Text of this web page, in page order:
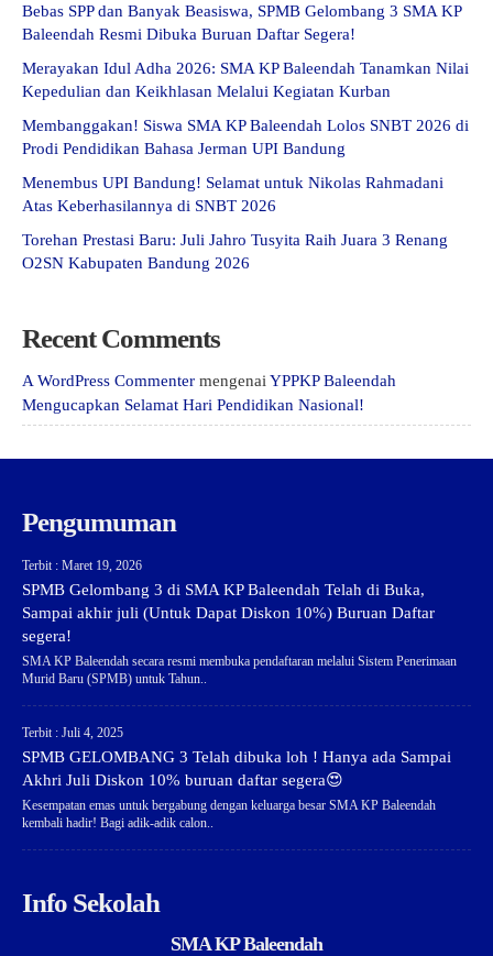
Bebas SPP dan Banyak Beasiswa, SPMB Gelombang 3 SMA KP
Baleendah Resmi Dibuka Buruan Daftar Segera!
Merayakan Idul Adha 2026: SMA KP Baleendah Tanamkan Nilai
Kepedulian dan Keikhlasan Melalui Kegiatan Kurban
Membanggakan! Siswa SMA KP Baleendah Lolos SNBT 2026 di
Prodi Pendidikan Bahasa Jerman UPI Bandung
Menembus UPI Bandung! Selamat untuk Nikolas Rahmadani
Atas Keberhasilannya di SNBT 2026
Torehan Prestasi Baru: Juli Jahro Tusyita Raih Juara 3 Renang
O2SN Kabupaten Bandung 2026
Recent Comments
A WordPress Commenter mengenai YPPKP Baleendah
Mengucapkan Selamat Hari Pendidikan Nasional!
Pengumuman
Terbit : Maret 19, 2026
SPMB Gelombang 3 di SMA KP Baleendah Telah di Buka,
Sampai akhir juli (Untuk Dapat Diskon 10%) Buruan Daftar
segera!
SMA KP Baleendah secara resmi membuka pendaftaran melalui Sistem Penerimaan
Murid Baru (SPMB) untuk Tahun..
Terbit : Juli 4, 2025
SPMB GELOMBANG 3 Telah dibuka loh ! Hanya ada Sampai
Akhri Juli Diskon 10% buruan daftar segera😍
Kesempatan emas untuk bergabung dengan keluarga besar SMA KP Baleendah
kembali hadir! Bagi adik-adik calon..
Info Sekolah
SMA KP Baleendah